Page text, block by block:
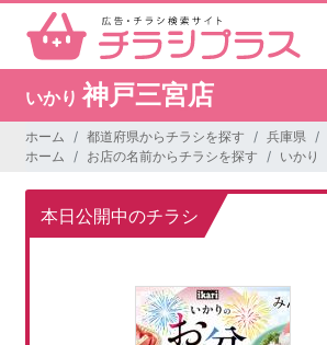
いかり神戸三宮店
ホーム 都道府県からチラシを探す 兵庫県
ホーム
お店の名前からチラシを探す いかり
本日公開中のチラシ